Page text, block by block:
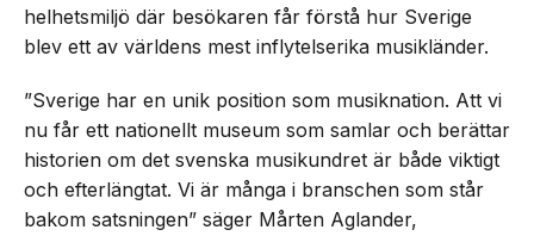
helhetsmiljö där besökaren får förstå hur Sverige
blev ett av världens mest inflytelserika musikländer.
”Sverige har en unik position som musiknation. Att vi
nu får ett nationellt museum som samlar och berättar
historien om det svenska musikundret är både viktigt
och efterlängtat. Vi är många i branschen som står
bakom satsningen” säger Mårten Aglander,